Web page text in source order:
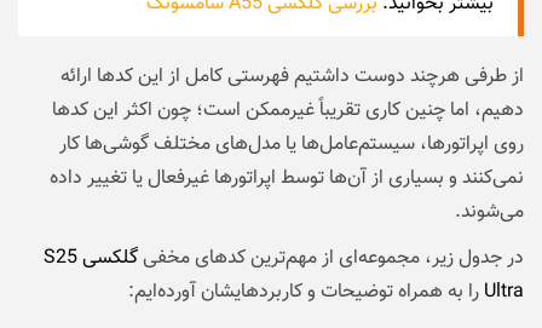
از طرفی هرچند دوست داشتیم فهرستی کامل از این کدها ارائه
دهیم، اما چنین کاری تقریباً غیرممکن است؛ چون اکثر این کدها
روی اپراتورها، سیستم‌عامل‌ها یا مدل‌های مختلف گوشی‌ها کار
نمی‌کنند و بسیاری از آن‌ها توسط اپراتورها غیرفعال یا تغییر داده
می‌شوند.
در جدول زیر، مجموعه‌ای از مهم‌ترین کدهای مخفی
گلکسی S25
Ultra را به همراه توضیحات و کاربردهایشان آورده‌ایم: